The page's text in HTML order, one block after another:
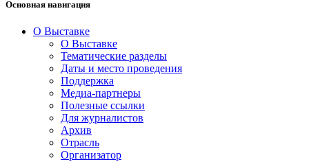
Основная навигация
О Выставке
О Выставке
Тематические разделы
Даты и место проведения
Поддержка
Медиа-партнеры
Полезные ссылки
Для журналистов
Архив
Отрасль
Организатор